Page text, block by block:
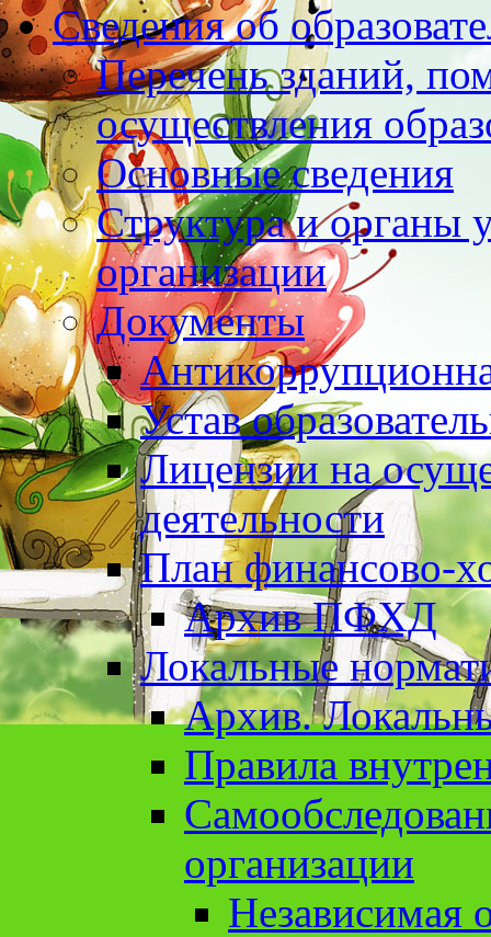
Сведения об
Перечень зданий,
осуществления
Основные сведения
Структура и органы
организации
Документы
Устав
Лицензии на
деятельности
План финансово-
Архив ПФХД
Локальные
Архив.
Правила
организации
Независимая